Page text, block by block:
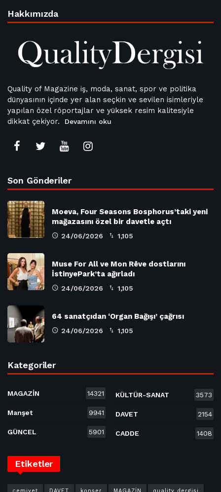
Hakkımızda
Quality of Magazine iş, moda, sanat, spor ve politika
dünyasının içinde yer alan seçkin ve sevilen isimleriyle
yapılan özel röportajlar ve yüksek resim kalitesiyle
dikkat çekiyor.
Devamını oku
Son Gönderiler
Moeva, Four Seasons Bosphorus’taki yeni
mağazasını özel bir davetle açtı
24/06/2026 1,105
Muse For All ve Mon Rêve dostlarını
İstinyePark’ta ağırladı
24/06/2026 1,105
64 sanatçıdan ‘Organ Bağışı’ çağrısı
24/06/2026 1,105
Kategoriler
MAGAZİN 14321
Manşet 9941
GÜNCEL 5901
KÜLTÜR-SANAT 3573
DAVET 2154
CADDE 1408
Etiketler